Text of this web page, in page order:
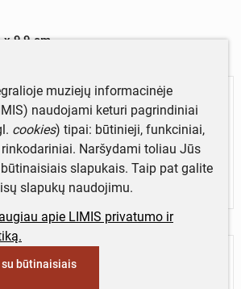
9,9 cm
„Šiaulių dienos 2004 Žaiskime
šventei 2004 m. rugsėjo 10-11
apie objektą?
muziejų informacinėje
naudojami keturi pagrindiniai
cookies) tipai: būtinieji, funkciniai,
Naršydami toliau Jūs
slapukais. Taip pat galite
slapukų naudojimu.
apie LIMIS privatumo ir
su būtinaisiais